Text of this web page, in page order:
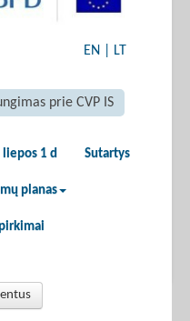
EN LT
prie CVP IS
1 d Sutartys
planas